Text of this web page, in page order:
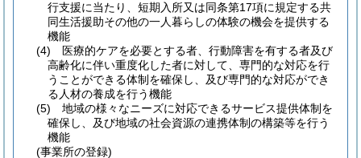
行支援に当たり、短期入所又は同条第17項に規定する共
同生活援助その他の一人暮らしの体験の機会を提供する
機能
(4)
医療的ケアを必要とする者、行動障害を有する者及び
高齢化に伴い重度化した者に対して、専門的な対応を行
うことができる体制を確保し、及び専門的な対応ができ
る人材の養成を行う機能
(5)
地域の様々なニーズに対応できるサービス提供体制を
確保し、及び地域の社会資源の連携体制の構築等を行う
機能
(事業所の登録)